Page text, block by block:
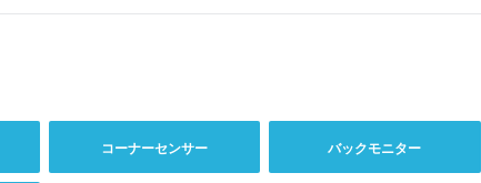
コーナーセンサー バックモニター